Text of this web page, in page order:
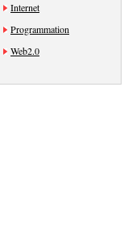
Internet
Programmation
Web2.0